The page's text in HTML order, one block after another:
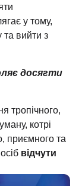
у тому,
та вийти з
досягти
тропічного,
котрі
приємного та
відчути